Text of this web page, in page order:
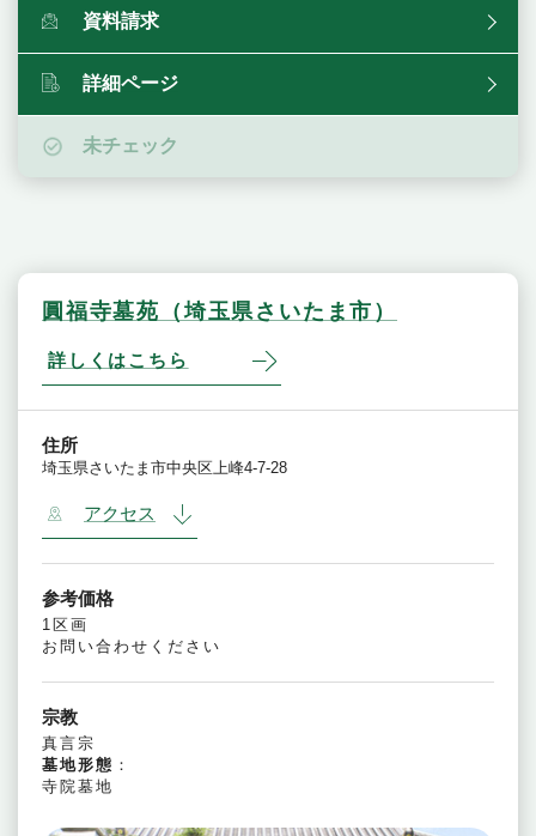
資料請求
詳細ページ
未チェック
圓福寺墓苑（埼玉県さいたま市）
詳しくはこちら
住所
埼玉県さいたま市中央区上峰4-7-28
アクセス
参考価格
1区画
お問い合わせください
宗教
真言宗
墓地形態 ：
寺院墓地